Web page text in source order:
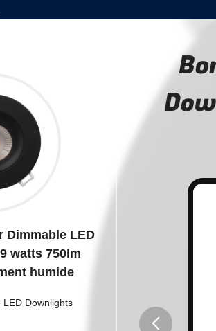
Dimmable LED
watts 750lm
humide
LED Downlights